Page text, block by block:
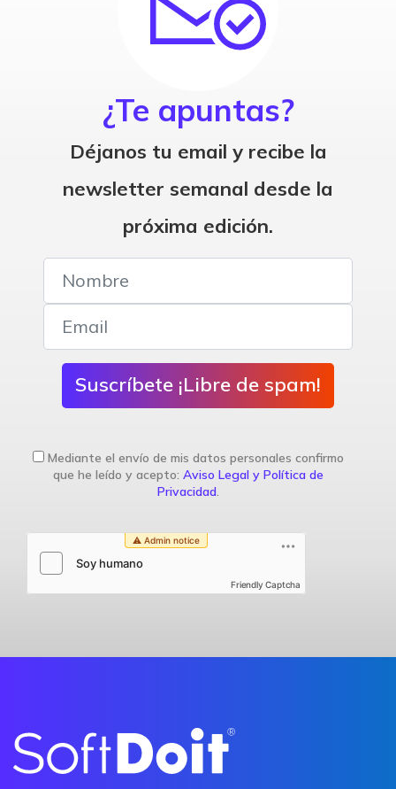
¿Te apuntas?
Déjanos tu email y recibe la
newsletter semanal desde la
próxima edición.
Suscríbete ¡Libre de spam!
Mediante el envío de mis datos personales confirmo
que he leído y acepto: Aviso Legal y Política de
Privacidad.
Friendly Captcha